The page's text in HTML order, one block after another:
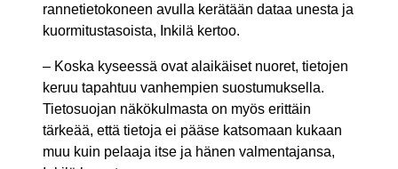
rannetietokoneen avulla kerätään dataa unesta ja
kuormitustasoista, Inkilä kertoo.
– Koska kyseessä ovat alaikäiset nuoret, tietojen
keruu tapahtuu vanhempien suostumuksella.
Tietosuojan näkökulmasta on myös erittäin
tärkeää, että tietoja ei pääse katsomaan kukaan
muu kuin pelaaja itse ja hänen valmentajansa,